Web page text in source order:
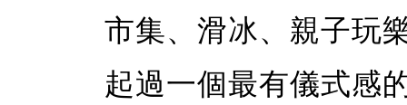
市集、滑冰、親子玩
起過一個最有儀式感